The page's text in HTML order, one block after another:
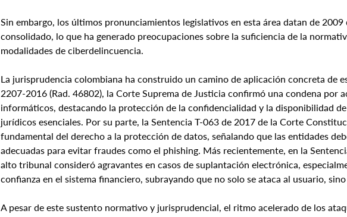
Sin embargo, los últimos pronunciamientos legislativos en esta área datan de
consolidado, lo que ha generado preocupaciones sobre la suficiencia de la
modalidades de ciberdelincuencia.
La jurisprudencia colombiana ha construido un camino de aplicación concreta de
2207-2016 (Rad. 46802), la Corte Suprema de Justicia confirmó una condena por
informáticos, destacando la protección de la confidencialidad y la disponibilidad
jurídicos esenciales. Por su parte, la Sentencia T-063 de 2017 de la Corte
fundamental del derecho a la protección de datos, señalando que las entidades
adecuadas para evitar fraudes como el phishing. Más recientemente, en la
alto tribunal consideró agravantes en casos de suplantación electrónica,
confianza en el sistema financiero, subrayando que no solo se ataca al usuario,
A pesar de este sustento normativo y jurisprudencial, el ritmo acelerado de los